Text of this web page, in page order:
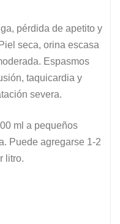
pérdida de apetito y
seca, orina escasa
Espasmos
taquicardia y
severa.
ml a pequeños
Puede agregarse 1-2
litro.